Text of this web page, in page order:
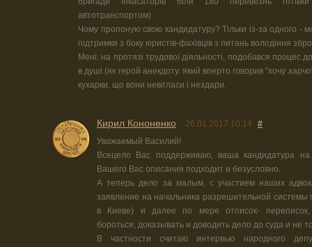
автотранспортом).
Чому пропоную свою кандидатуру? Тільки із-за одного -
підтримки з боку юристів-фахівців з питань володіння
Мені, на протязі трудової діяльності, подобався процес
в душі (як герой анекдоту. який вперто говорив "хочу
кухарки, що вони невігласи і нездари.
Кирил Кононенко 26.01.2017 10:14
#
Уважаемый Василий!
Всецело Вас поддерживаю, ваша кандидатура
Вашего Вас описания подходит и безусловно.
А теперь дело за малым, с участием наших
заявление на начальника разрешительной системы
в Киеве) и далее по мере отписок- переписок,
бороться, доказывать и доводить дело до суда и не
В частности считаю интервью народного